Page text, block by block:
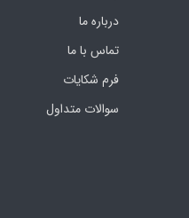
درباره ما
تماس با ما
فرم‌ شکایات
سوالات متداول